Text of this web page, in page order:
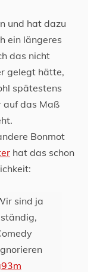
und hat dazu
ein längeres
das nicht
gelegt hätte,
spätestens
auf das Maß
Bonmot
hat das schon
sind ja